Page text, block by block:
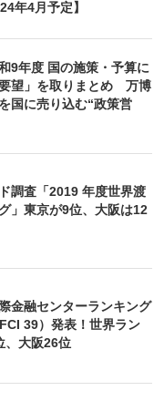
年4月予定】
9年度 国の施策・予算に
望」を取りまとめ 万博
国に売り込む“政策営
調査「2019 年度世界渡
」東京が9位、大阪は12
金融センターランキング
39）発表！世界ラン
、大阪26位